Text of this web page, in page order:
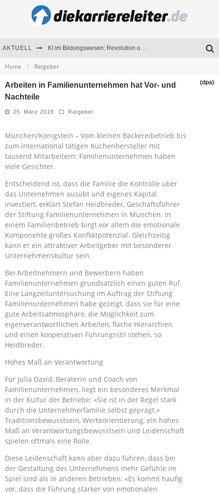
AKTUELL KI im Bildungswesen: Revolution oder Risiko für Schulen und Universitäten?
Seminare als Motivationsmotor – Wie Weiterbildung Mitarbeiter nachhaltig begeistert
Home Ratgeber
Arbeiten in Familienunternehmen hat Vor- und
Nachteile
(dpa)
25. März 2019 Ratgeber
München/Königstein – Vom kleinen Bäckereibetrieb bis
zum international tätigen Küchenhersteller mit
tausend Mitarbeitern: Familienunternehmen haben
viele Gesichter.
Entscheidend ist, dass die Familie die Kontrolle über
das Unternehmen ausübt und eigenes Kapital
investiert, erklärt Stefan Heidbreder, Geschäftsführer
der Stiftung Familienunternehmen in München. In
einem Familienbetrieb birgt vor allem die emotionale
Komponente großes Konfliktpotenzial. Gleichzeitig
kann er ein attraktiver Arbeitgeber mit besonderer
Unternehmenskultur sein.
Bei Arbeitnehmern und Bewerbern haben
Familienunternehmen grundsätzlich einen guten Ruf.
Eine Langzeituntersuchung im Auftrag der Stiftung
Familienunternehmen habe gezeigt, dass sie für eine
gute Arbeitsatmosphäre, die Möglichkeit zum
eigenverantwortlichen Arbeiten, flache Hierarchien
und einen kooperativen Führungsstil stehen, so
Heidbreder.
Hohes Maß an Verantwortung
Für Julia David, Beraterin und Coach von
Familienunternehmen, liegt ein besonderes Merkmal
in der Kultur der Betriebe: «Sie ist in der Regel stark
durch die Unternehmerfamilie selbst geprägt.»
Traditionsbewusstsein, Werteorientierung, ein hohes
Maß an Verantwortungsbewusstsein und Leidenschaft
spielen oftmals eine Rolle.
Diese Leidenschaft kann aber dazu führen, dass bei
der Gestaltung des Unternehmens mehr Gefühle im
Spiel sind als in anderen Betrieben: «Es kommt häufig
vor, dass die Führung stärker von emotionalen